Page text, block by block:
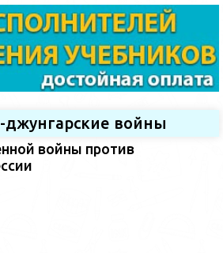
джунгарские войны
войны против